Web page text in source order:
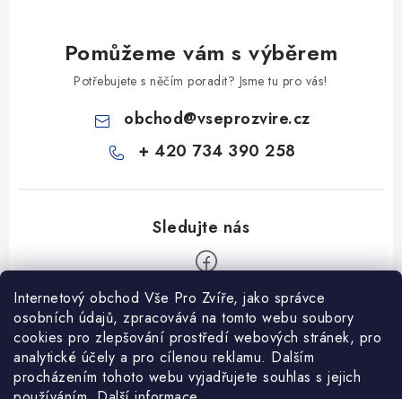
Internetový obchod Vše Pro Zvíře, jako správce
osobních údajů, zpracovává na tomto webu soubory
cookies pro zlepšování prostředí webových stránek, pro
analytické účely a pro cílenou reklamu. Dalším
procházením tohoto webu vyjadřujete souhlas s jejich
Pomůžeme vám s výběrem
Potřebujete s něčím poradit? Jsme tu pro vás!
obchod@vseprozvire.cz
+ 420 734 390 258
Informace pro Vás
Ceník dopravy